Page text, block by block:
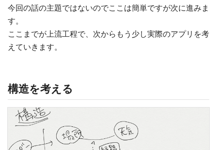
今回の話の主題ではないのでここは簡単ですが次に進みま
す。
ここまでが上流工程で、次からもう少し実際のアプリを考
えていきます。
構造を考える